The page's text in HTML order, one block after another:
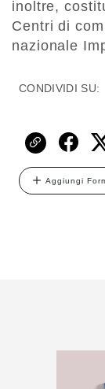
inoltre,
Centri di
nazionale
CONDIVIDI SU:
Aggiungi